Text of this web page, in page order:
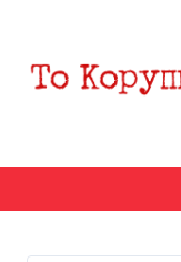
содержанию